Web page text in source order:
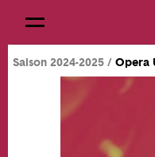
Skip to
Saison 2024-2025 Opera